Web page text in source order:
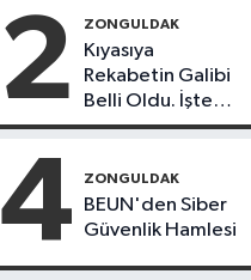
2 ZONGULDAK
Kıyasıya
Rekabetin Galibi
Belli Oldu. İşte
Liderlik
Sahip İlk 3 Genç
İsim!
4 ZONGULDAK
BEUN'den Siber
Güvenlik Hamlesi